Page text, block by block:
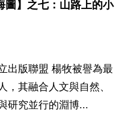
圖】之七：山路上的小
出版聯盟 楊牧被譽為最
，其融合人文與自然、
研究並行的淵博...